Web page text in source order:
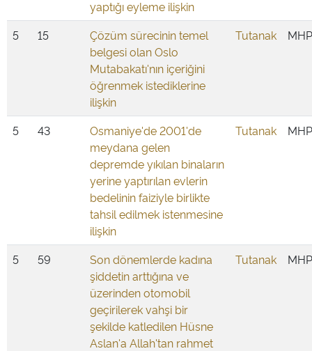
yaptığı eyleme ilişkin
5 15
Çözüm sürecinin temel
belgesi olan Oslo
Mutabakatı'nın içeriğini
öğrenmek istediklerine
ilişkin
Tutanak MHP
5 43
Osmaniye'de 2001'de
meydana gelen
depremde yıkılan binaların
yerine yaptırılan evlerin
bedelinin faiziyle birlikte
tahsil edilmek istenmesine
ilişkin
Tutanak MHP
5 59
Son dönemlerde kadına
şiddetin arttığına ve
üzerinden otomobil
geçirilerek vahşi bir
şekilde katledilen Hüsne
Aslan'a Allah'tan rahmet
Tutanak MHP